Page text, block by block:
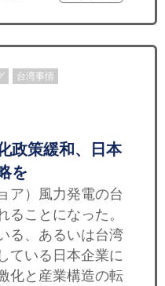
台湾事情
政策緩和、日本
を
ア）風力発電の台
ることになった。
る、あるいは台湾
ている日本企業に
化と産業構造の転